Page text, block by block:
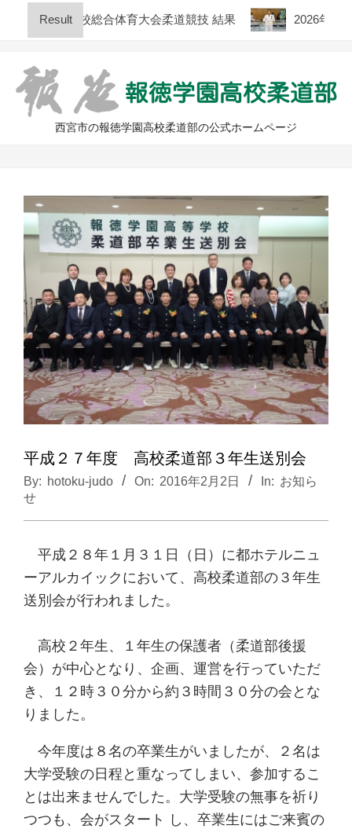
Result
等学校総合体育大会柔道競技 結果 2026年度 全日本
西宮市の報徳学園高校柔道部の公式ホームページ
Menu
平成２７年度 高校柔道部３年生送別会
By: hotoku-judo On: 2016年2月2日 In: お知ら
せ
平成２８年１月３１日（日）に都ホテルニュ
ーアルカイックにおいて、高校柔道部の３年生
送別会が行われました。
高校２年生、１年生の保護者（柔道部後援
会）が中心となり、企画、運営を行っていただ
き、１２時３０分から約３時間３０分の会とな
りました。
今年度は８名の卒業生がいましたが、２名は
大学受験の日程と重なってしまい、参加するこ
とは出来ませんでした。大学受験の無事を祈り
つつも、会がスタート し、卒業生にはご来賓の